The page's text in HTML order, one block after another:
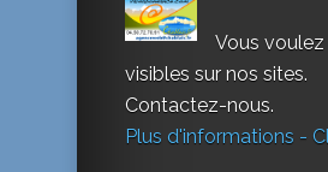
Vous
visibles sur nos sites.
Contactez-nous.
Plus d'informations -